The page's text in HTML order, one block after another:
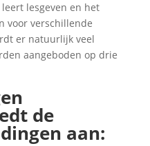
lesgeven en het
voor verschillende
er natuurlijk veel
aangeboden op drie
de
aan: